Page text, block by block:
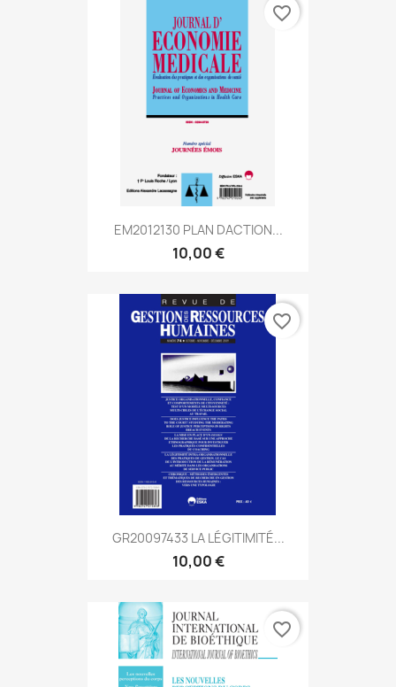
EM2012130 PLAN DACTION...
10,00 €
favorite_border
GR20097433 LA LÉGITIMITÉ...
10,00 €
favorite_border
favorite_border